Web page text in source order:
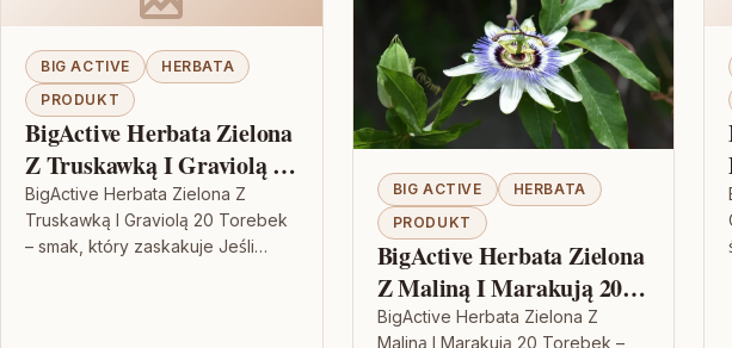
BIG ACTIVE
HERBATA
PRODUKT
BigActive Herbata Zielona
Z Truskawką I Graviolą 20
Torebek
BigActive Herbata Zielona Z
Truskawką I Graviolą 20 Torebek
– smak, który zaskakuje Jeśli
BIG ACTIVE
HERBATA
PRODUKT
BigActive Herbata Zielona
Z Maliną I Marakują 20
Torebek
BigActive Herbata Zielona Z
Maliną I Marakują 20 Torebek –